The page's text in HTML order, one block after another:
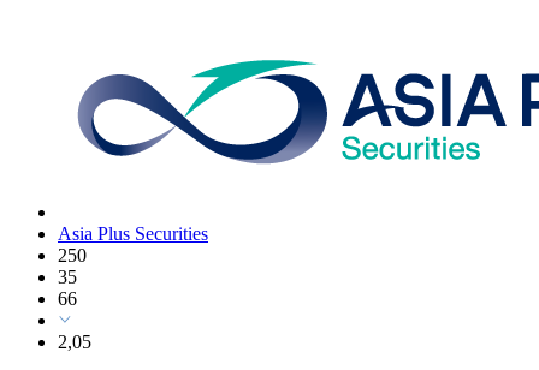
Asia Plus Securities
250
35
66
2,05